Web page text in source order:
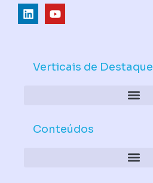
L
i
d
Y
o
b
Verticais de Destaque
Conteúdos